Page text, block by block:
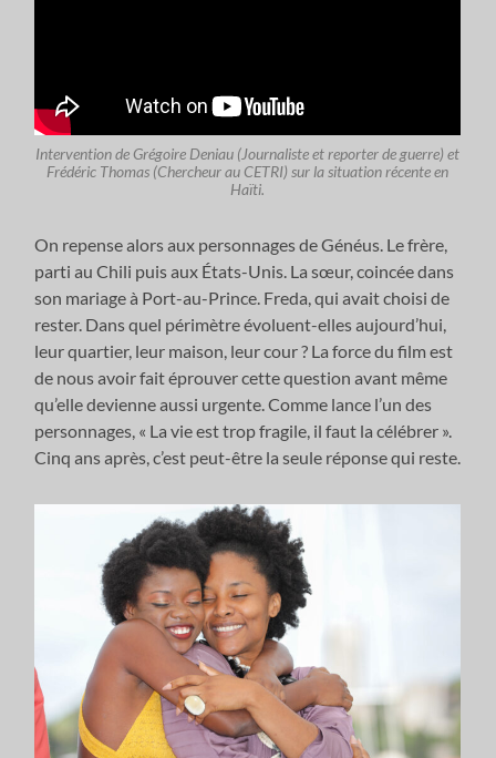
Intervention de Grégoire Deniau (Journaliste et reporter de guerre) et
Frédéric Thomas (Chercheur au CETRI) sur la situation récente en
Haïti.
On repense alors aux personnages de Généus. Le frère,
parti au Chili puis aux États-Unis. La sœur, coincée dans
son mariage à Port-au-Prince. Freda, qui avait choisi de
rester. Dans quel périmètre évoluent-elles aujourd’hui,
leur quartier, leur maison, leur cour ? La force du film est
de nous avoir fait éprouver cette question avant même
qu’elle devienne aussi urgente. Comme lance l’un des
personnages, « La vie est trop fragile, il faut la célébrer ».
Cinq ans après, c’est peut-être la seule réponse qui reste.